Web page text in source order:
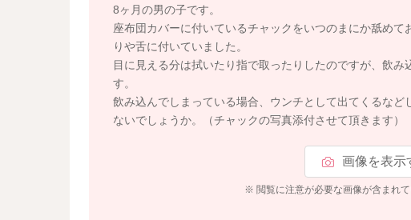
8ヶ月の男の子です。
座布団カバーに付いているチャックをいつのまにか舐め
りや舌に付いていました。
目に見える分は拭いたり指で取ったりしたのですが、飲
す。
飲み込んでしまっている場合、ウンチとして出てくるな
ないでしょうか。（チャックの写真添付させて頂きます）
画像を表示
※ 閲覧に注意が必要な画像が含まれて